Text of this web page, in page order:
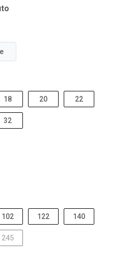
18 20 22
32
102 122 140
245